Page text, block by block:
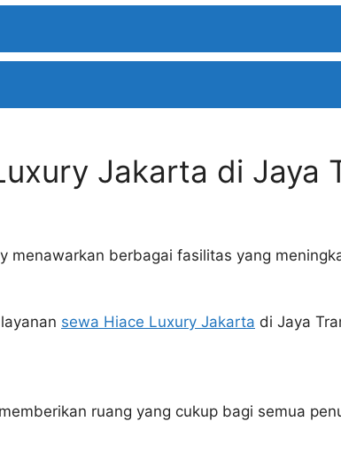
Jakarta di Jaya
berbagai fasilitas yang
sewa Hiace Luxury Jakarta di Jaya
ruang yang cukup bagi semua